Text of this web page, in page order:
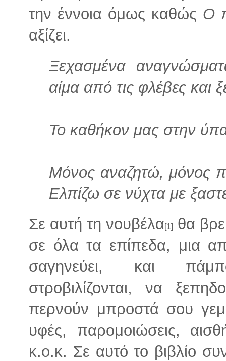
την έννοια όμως καθώς Ο
αξίζει.
Ξεχασμένα
αίμα από τις φλέβες και
Το καθήκον μας στην
Μόνος αναζητώ, μόνος
Ελπίζω σε νύχτα με
Σε αυτή τη νουβέλα[1]
θα
σε όλα τα επίπεδα, μια
σαγηνεύει, και
στροβιλίζονται, να
περνούν μπροστά σου
υφές, παρομοιώσεις,
κ.ο.κ. Σε αυτό το βιβλίο